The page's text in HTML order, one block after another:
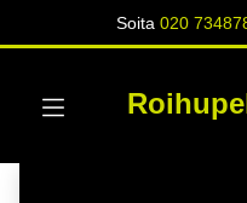
Soita020